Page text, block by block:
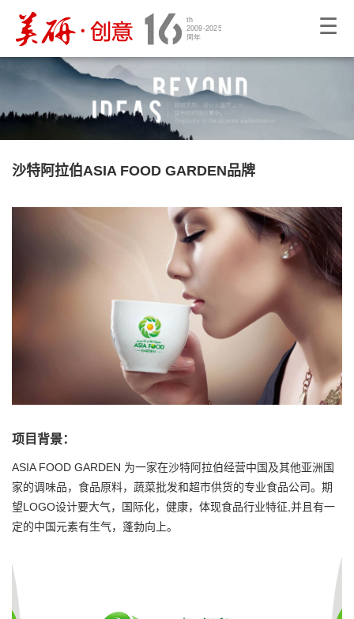
☰
沙特阿拉伯ASIA FOOD GARDEN品牌
项目背景：
ASIA FOOD GARDEN 为一家在沙特阿拉伯经营中国及其他亚洲国
家的调味品，食品原料，蔬菜批发和超市供货的专业食品公司。期
望LOGO设计要大气，国际化，健康，体现食品行业特征,并且有一
定的中国元素有生气，蓬勃向上。